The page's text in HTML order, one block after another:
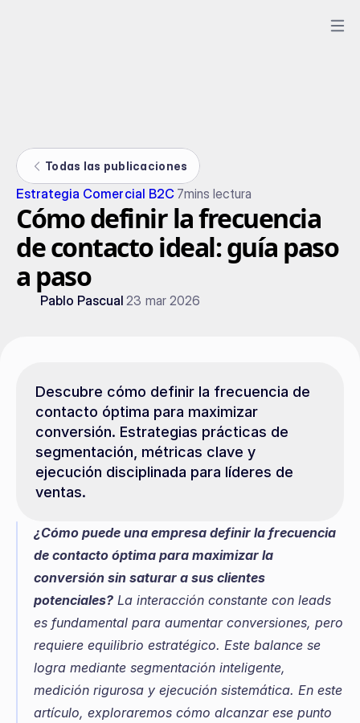
Todas las publicaciones
Estrategia Comercial B2C 7mins lectura
Cómo definir la frecuencia
de contacto ideal: guía paso
a paso
Pablo Pascual 23 mar 2026
Descubre cómo definir la frecuencia de
contacto óptima para maximizar
conversión. Estrategias prácticas de
segmentación, métricas clave y
ejecución disciplinada para líderes de
ventas.
¿Cómo puede una empresa definir la frecuencia
de contacto óptima para maximizar la
conversión sin saturar a sus clientes
potenciales? La interacción constante con leads
es fundamental para aumentar conversiones, pero
requiere equilibrio estratégico. Este balance se
logra mediante segmentación inteligente,
medición rigurosa y ejecución sistemática. En este
artículo, exploraremos cómo alcanzar ese punto